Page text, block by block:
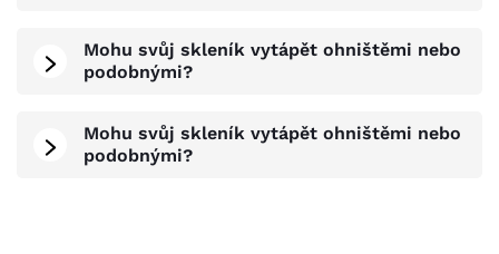
Mohu svůj skleník vytápět ohništěmi nebo
podobnými?
Mohu svůj skleník vytápět ohništěmi nebo
podobnými?